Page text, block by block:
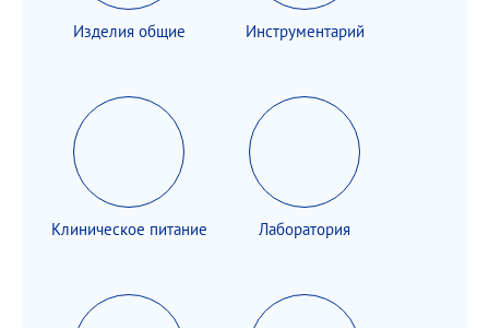
Изделия общие Инструментарий
Клиническое питание Лаборатория